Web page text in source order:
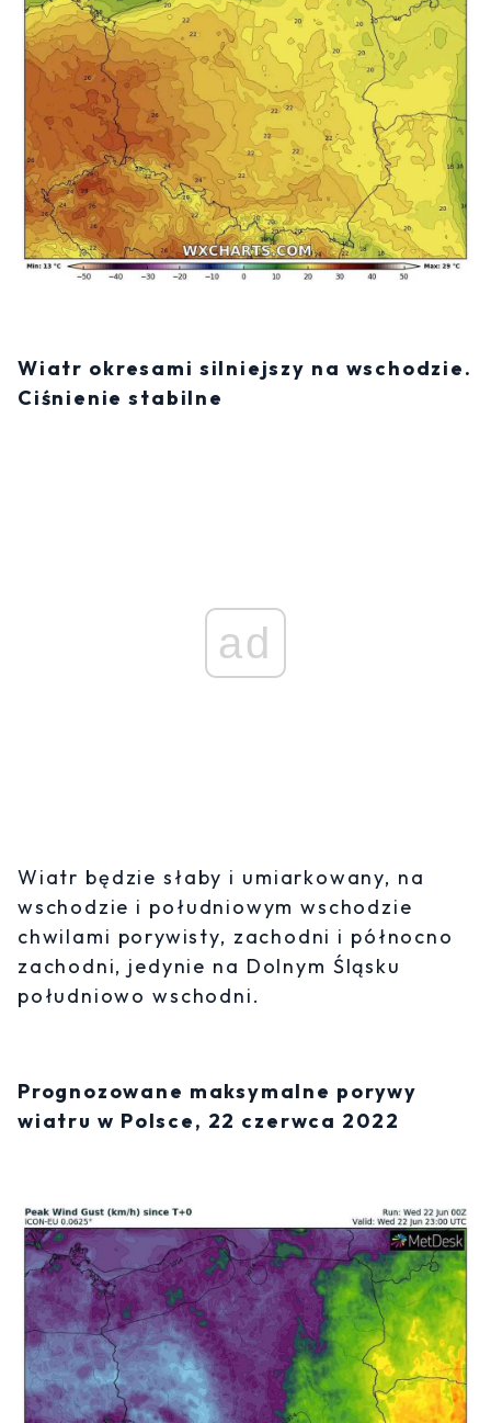
Wiatr okresami silniejszy na wschodzie.
Ciśnienie stabilne
ad
Wiatr będzie słaby i umiarkowany, na
wschodzie i południowym wschodzie
chwilami porywisty, zachodni i północno
zachodni, jedynie na Dolnym Śląsku
południowo wschodni.
Prognozowane maksymalne porywy
wiatru w Polsce, 22 czerwca 2022